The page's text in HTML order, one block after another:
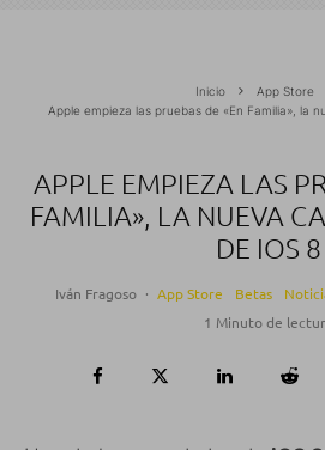
Inicio
App Store
Apple empieza las pruebas de «En Familia», la
APPLE EMPIEZA LAS
FAMILIA», LA NUEVA
DE IOS 8
Iván Fragoso · App Store Betas
1 Minuto de